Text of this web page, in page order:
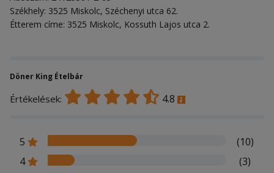
Székhely: 3525 Miskolc, Széchenyi utca 62.
Étterem címe: 3525 Miskolc, Kossuth Lajos utca 2.
Döner King Ételbár
Értékelések: 4.8
5
(10)
4
(3)